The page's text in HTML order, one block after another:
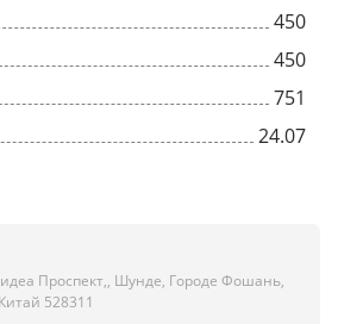
450
450
751
24.07
Проспект,, Шунде, Городе Фошань,
528311